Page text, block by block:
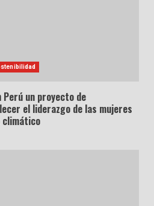
Perú un proyecto de
el liderazgo de las mujeres